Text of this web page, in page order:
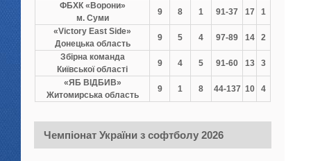
ФБХК «Ворони»
м. Суми
9 8 1 91-37 17
1
«Victory East Side»
Донецька область
9 5 4 97-89 14
2
Збірна команда
Київської області
9 4 5 91-60 13
3
«ЯБ ВІДБИВ»
Житомирська область
9 1 8 44-137 10 4
Чемпіонат України з софтболу 2026